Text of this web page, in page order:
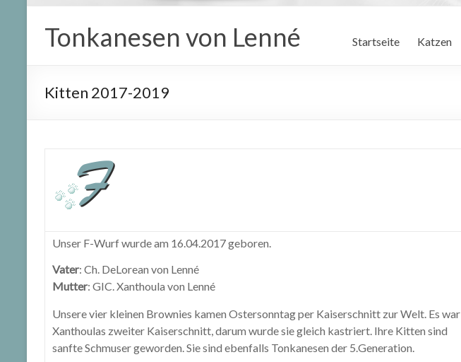
Tonkanesen von Lenné Startseite Katzen
Kitten 2017-2019
Unser F-Wurf wurde am 16.04.2017 geboren.
Vater: Ch. DeLorean von Lenné
Mutter: GIC. Xanthoula von Lenné
Unsere vier kleinen Brownies kamen Ostersonntag per Kaiserschnitt zur Welt. Es war
Xanthoulas zweiter Kaiserschnitt, darum wurde sie gleich kastriert. Ihre Kitten sind
sanfte Schmuser geworden. Sie sind ebenfalls Tonkanesen der 5.Generation.